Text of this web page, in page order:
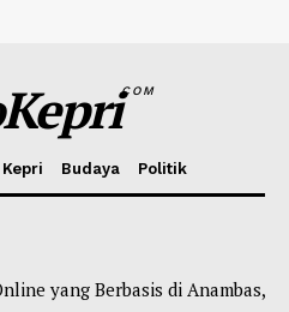
COM
Kepri Budaya Politik
yang Berbasis di Anambas,